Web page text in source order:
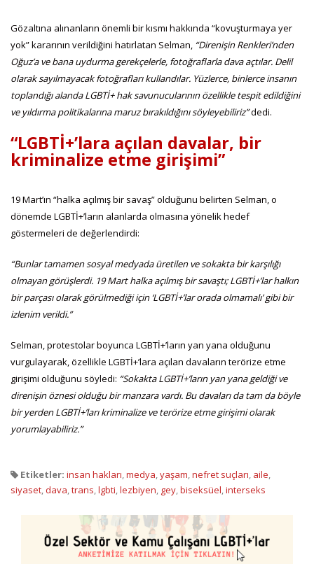
Gözaltına alınanların önemli bir kısmı hakkında “kovuşturmaya yer
yok” kararının verildiğini hatırlatan Selman, “Direnişin Renkleri’nden
Oğuz’a ve bana uydurma gerekçelerle, fotoğraflarla dava açtılar. Delil
olarak sayılmayacak fotoğrafları kullandılar. Yüzlerce, binlerce insanın
toplandığı alanda LGBTİ+ hak savunucularının özellikle tespit edildiğini
ve yıldırma politikalarına maruz bırakıldığını söyleyebiliriz”dedi.
“LGBTİ+’lara açılan davalar, bir
kriminalize etme girişimi”
19 Mart’ın “halka açılmış bir savaş” olduğunu belirten Selman, o
dönemde LGBTİ+’ların alanlarda olmasına yönelik hedef
göstermeleri de değerlendirdi:
“Bunlar tamamen sosyal medyada üretilen ve sokakta bir karşılığı
olmayan görüşlerdi. 19 Mart halka açılmış bir savaştı; LGBTİ+’lar halkın
bir parçası olarak görülmediği için ‘LGBTİ+’lar orada olmamalı’ gibi bir
izlenim verildi.”
Selman, protestolar boyunca LGBTİ+’ların yan yana olduğunu
vurgulayarak, özellikle LGBTİ+’lara açılan davaların terörize etme
girişimi olduğunu söyledi: “Sokakta LGBTİ+’ların yan yana geldiği ve
direnişin öznesi olduğu bir manzara vardı. Bu davaları da tam da böyle
bir yerden LGBTİ+’ları kriminalize ve terörize etme girişimi olarak
yorumlayabiliriz.”
Etiketler: insan hakları,medya,yaşam,nefret suçları, aile,
siyaset,dava,trans,lgbti,lezbiyen, gey,biseksüel,interseks